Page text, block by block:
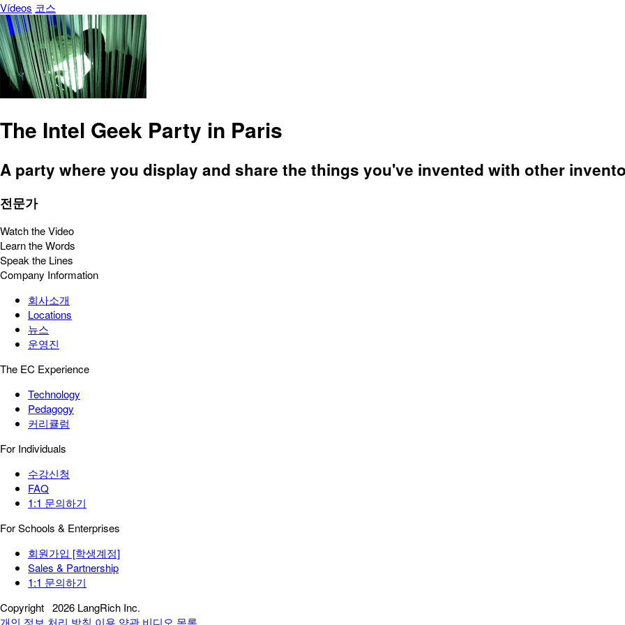
Vídeos 코스
The Intel Geek Party in Paris
A party where you display and share the things you've invented with other
전문가
Watch the Video
Learn the Words
Speak the Lines
Company Information
회사소개
Locations
뉴스
운영진
The EC Experience
Technology
Pedagogy
커리큘럼
For Individuals
수강신청
FAQ
1:1 문의하기
For Schools & Enterprises
회원가입 [학생계정]
Sales & Partnership
1:1 문의하기
Copyright 2026 LangRich Inc.